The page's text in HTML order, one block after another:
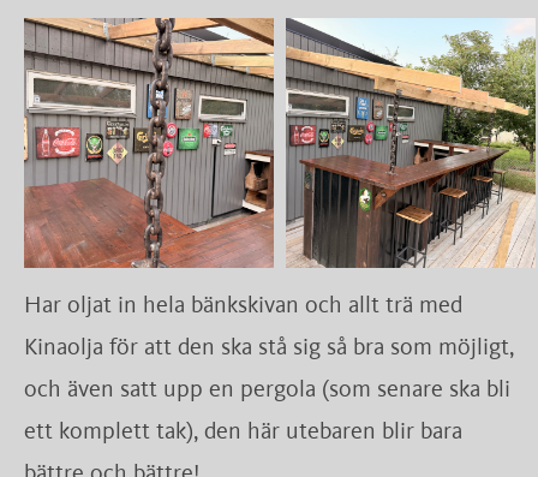
Har oljat in hela bänkskivan och allt trä med
Kinaolja för att den ska stå sig så bra som möjligt,
och även satt upp en pergola (som senare ska bli
ett komplett tak), den här utebaren blir bara